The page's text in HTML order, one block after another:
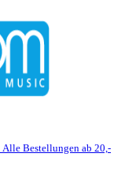
Alle Bestellungen ab 20,-